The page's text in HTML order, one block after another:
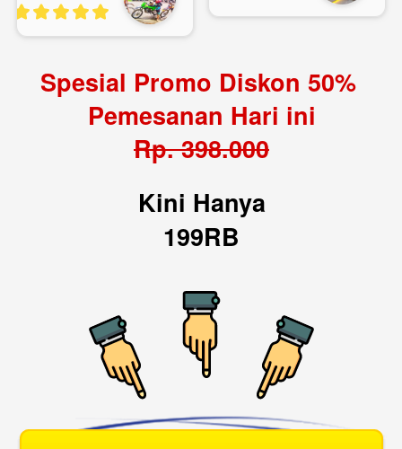
Spesial Promo Diskon 50%
Pemesanan Hari ini
Rp. 398.000
Kini Hanya
199RB